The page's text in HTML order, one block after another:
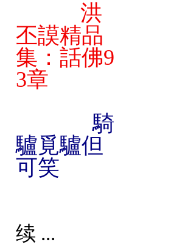
洪
丕謨精品
集：話佛9
3章
騎
驢覓驢但
可笑
续 ...